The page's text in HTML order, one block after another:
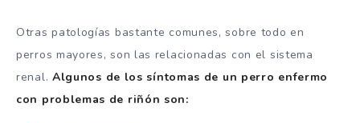
Otras patologías bastante comunes, sobre todo en
perros mayores, son las relacionadas con el sistema
renal. Algunos de los síntomas de un perro enfermo
con problemas de riñón son: